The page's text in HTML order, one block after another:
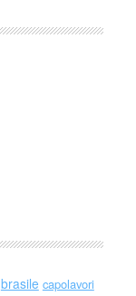
brasile capolavori